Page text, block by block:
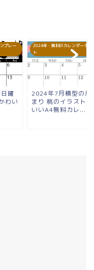
プレー
曜
わい
2024年・無料のカレンダーテン
ト
2024年7月横型の月
まり 桃のイラスト
いいA4無料カレ...